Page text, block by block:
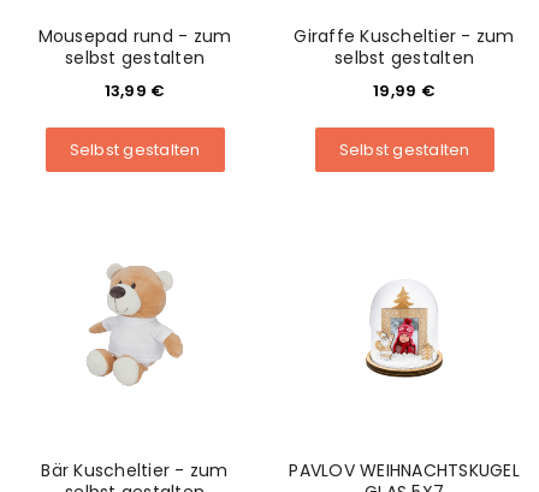
Mousepad rund - zum
selbst gestalten
13,99 €
Selbst gestalten
Giraffe Kuscheltier - zum
selbst gestalten
19,99 €
Selbst gestalten
Bär Kuscheltier - zum
PAVLOV WEIHNACHTSKUGEL